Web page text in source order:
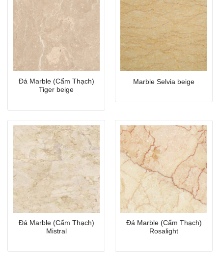
Đá Marble (Cẩm Thạch)
Tiger beige
Marble Selvia beige
Đá Marble (Cẩm Thạch)
Mistral
Đá Marble (Cẩm Thạch)
Rosalight